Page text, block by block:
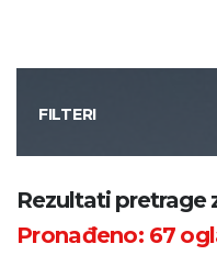
FILTERI
Kategorija
Rezultati pretrage
Pronađeno: 67